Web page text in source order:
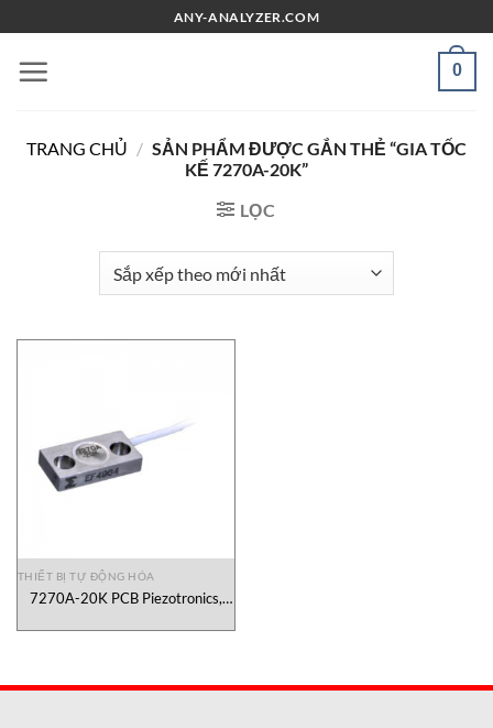
đến
nội
ANY-ANALYZER.COM
0
TRANG CHỦ / SẢN PHẨM ĐƯỢC GẮN THẺ “GIA TỐC
KẾ 7270A-20K”
LỌC
THIẾT BỊ TỰ ĐỘNG HÓA
7270A-20K PCB Piezotronics,
Piezotronics Việt Nam